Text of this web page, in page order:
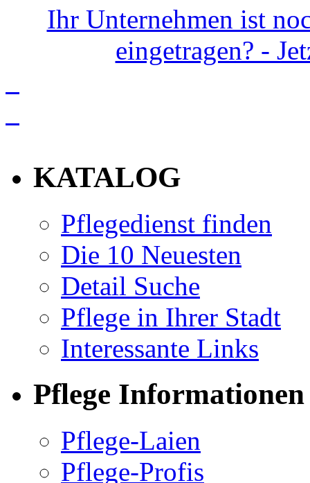
Ihr Unternehmen ist
eingetragen? -
KATALOG
Pflegedienst finden
Die 10 Neuesten
Detail Suche
Pflege in Ihrer Stadt
Interessante Links
Pflege Informationen
Pflege-Laien
Pflege-Profis